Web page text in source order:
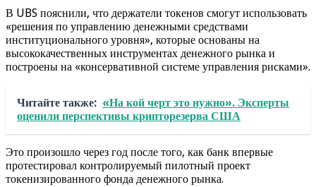
В UBS пояснили, что держатели токенов смогут использовать
«решения по управлению денежными средствами
институционального уровня», которые основаны на
высококачественных инструментах денежного рынка и
построены на «консервативной системе управления рисками».
Читайте также: «На кой черт это нужно». Эксперты
оценили перспективы крипторезерва США
Это произошло через год после того, как банк впервые
протестировал контролируемый пилотный проект
токенизированного фонда денежного рынка.